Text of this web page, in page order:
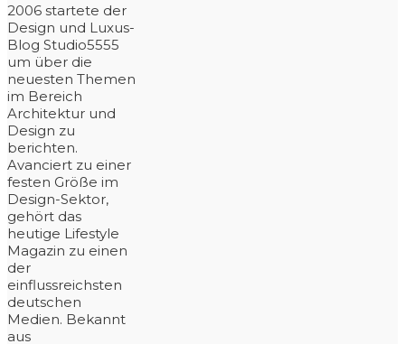
2006 startete der
Design und Luxus-
Blog Studio5555
um über die
neuesten Themen
im Bereich
Architektur und
Design zu
berichten.
Avanciert zu einer
festen Größe im
Design-Sektor,
gehört das
heutige Lifestyle
Magazin zu einen
der
einflussreichsten
deutschen
Medien. Bekannt
aus